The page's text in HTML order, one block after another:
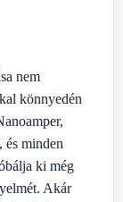
nem
könnyedén
és minden
ki még
Akár